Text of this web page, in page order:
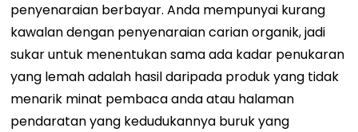
penyenaraian berbayar. Anda mempunyai kurang
kawalan dengan penyenaraian carian organik, jadi
sukar untuk menentukan sama ada kadar penukaran
yang lemah adalah hasil daripada produk yang tidak
menarik minat pembaca anda atau halaman
pendaratan yang kedudukannya buruk yang